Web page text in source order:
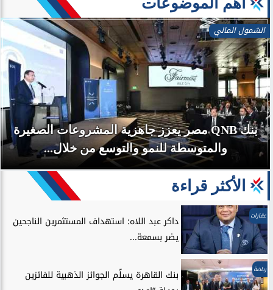
الشمول المالي
بنك QNB مصر يعزز جاهزية المشروعات الصغيرة
والمتوسطة للنمو والتوسع من خلال...
الأكثر قراءة
عقارات
داكر عبد اللاه: استهداف المستثمرين الناجحين
يضر بسمعة...
رياضة
بنك القاهرة يسلّم الجوائز الذهبية للفائزين